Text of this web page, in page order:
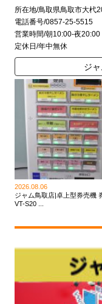
所在地/鳥取県鳥取市大杙
電話番号/0857-25-5515
営業時間/朝10:00-夜20:00
定休日/年中無休
ジ
2026.08.06
ジャム鳥取店|卓上型券売機
VT-S20 ...